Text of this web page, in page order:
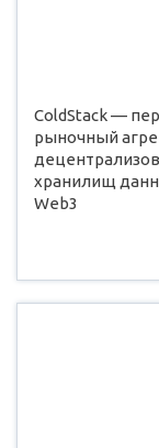
ColdStack —
рыночный
хранилищ
Web3